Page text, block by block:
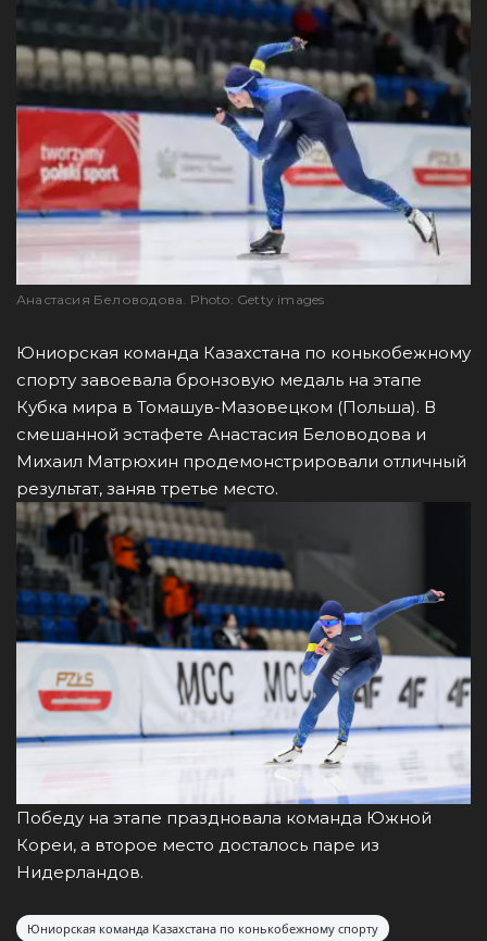
Анастасия Беловодова. Photo: Getty images
Юниорская команда Казахстана по конькобежному
спорту завоевала бронзовую медаль на этапе
Кубка мира в Томашув-Мазовецком (Польша). В
смешанной эстафете Анастасия Беловодова и
Михаил Матрюхин продемонстрировали отличный
результат, заняв третье место.
Победу на этапе праздновала команда Южной
Кореи, а второе место досталось паре из
Нидерландов.
Юниорская команда Казахстана по конькобежному спорту